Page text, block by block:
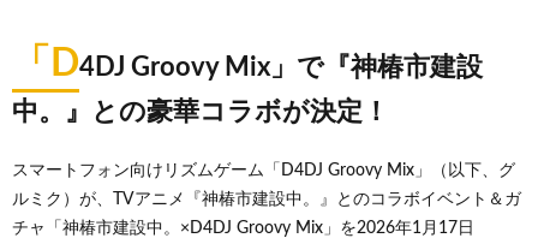
「D4DJ Groovy Mix」で『神椿市建設
中。』との豪華コラボが決定！
スマートフォン向けリズムゲーム「D4DJ Groovy Mix」（以下、グ
ルミク）が、TVアニメ『神椿市建設中。』とのコラボイベント＆ガ
チャ「神椿市建設中。×D4DJ Groovy Mix」を2026年1月17日